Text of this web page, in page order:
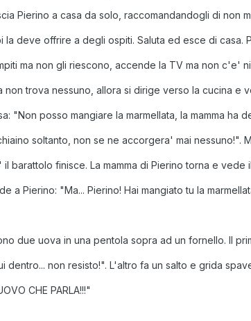
Pierino a casa da solo, raccomandandogli di non
la deve offrire a degli ospiti. Saluta ed esce di casa.
ma non gli riescono, accende la TV ma non c'e'
non trova nessuno, allora si dirige verso la cucina e
"Non posso mangiare la marmellata, la mamma ha
soltanto, non se ne accorgera' mai nessuno!".
il barattolo finisce. La mamma di Pierino torna e vede
a Pierino: "Ma... Pierino! Hai mangiato tu la
due uova in una pentola sopra ad un fornello. Il
dentro... non resisto!". L'altro fa un salto e grida
CHE PARLA!!!"